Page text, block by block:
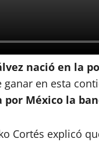
nació en la
en esta
México la
Cortés explicó